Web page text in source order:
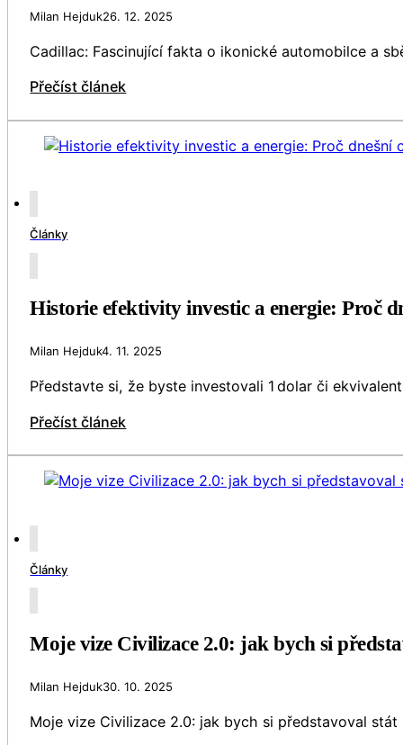
Milan Hejduk26. 12. 2025
Cadillac: Fascinující fakta o ikonické automobilce a
Přečíst článek
Články
Historie efektivity investic a energie: Proč
Milan Hejduk4. 11. 2025
Představte si, že byste investovali 1 dolar či
Přečíst článek
Články
Moje vize Civilizace 2.0: jak bych si
Milan Hejduk30. 10. 2025
Moje vize Civilizace 2.0: jak bych si představoval